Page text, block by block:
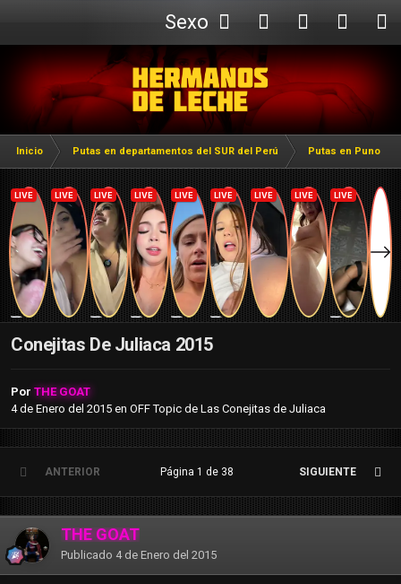
Sexo
Webcam
Inicio Putas en departamentos del SUR del Perú Putas en Puno
Conejitas De Juliaca 2015
Por THE GOAT
4 de Enero del 2015 en OFF Topic de Las Conejitas de Juliaca
ANTERIOR SIGUIENTE
Página 1 de 38
THE GOAT
Publicado 4 de Enero del 2015